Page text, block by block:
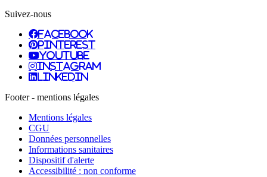
Suivez-nous
facebook
pinterest
youtube
instagram
linkedin
Footer - mentions légales
Mentions légales
CGU
Données personnelles
Informations sanitaires
Dispositif d'alerte
Accessibilité : non conforme